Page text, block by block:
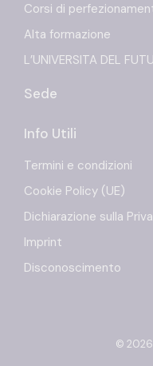
Corsi di
Alta formazione
L’UNIVERSITA DEL
Sede
Info Utili
Termini e condizioni
Cookie Policy (UE)
Dichiarazione sulla
Imprint
Disconoscimento
© 2026